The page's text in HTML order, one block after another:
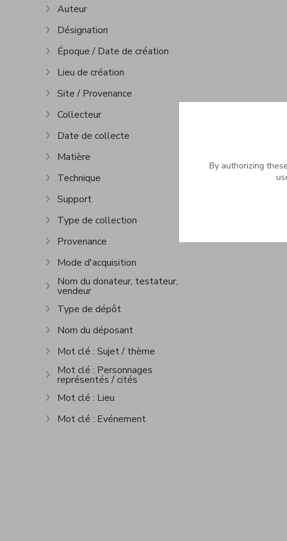
Show more
Auteur
Show more
Désignation
Show more
Époque / Date de création
Show more
Lieu de création
Show more
Site / Provenance
Show more
Collecteur
Show more
Date de collecte
Show more
Matière
Show more
Technique
Show more
Support
Show more
Type de collection
Show more
Provenance
Show more
Mode d'acquisition
Show more
Nom du donateur, testateur,
vendeur
Show more
Type de dépôt
Show more
Nom du déposant
Show more
Mot clé : Sujet / thème
Show more
Mot clé : Personnages
représentés / cités
Show more
Mot clé : Lieu
Show more
Mot clé : Evénement
By authorizing